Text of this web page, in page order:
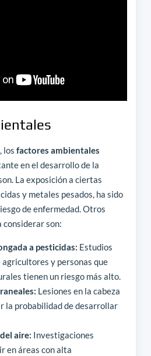
los factores ambientales
en el desarrollo de la
La exposición a ciertas
y metales pesados, ha sido
de enfermedad. Otros
son:
a pesticidas: Estudios
agricultores y personas que
tienen un riesgo más alto.
Lesiones en la cabeza
la probabilidad de desarrollar
aire: Investigaciones
en áreas con alta